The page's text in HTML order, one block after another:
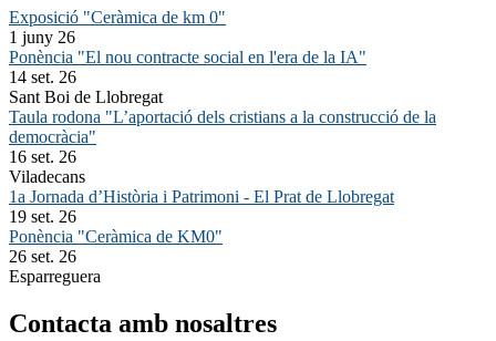
Exposició "Ceràmica de km 0"
1 juny 26
Ponència "El nou contracte social en l'era de la IA"
14 set. 26
Sant Boi de Llobregat
Taula rodona "L’aportació dels cristians a la construcció de la
democràcia"
16 set. 26
Viladecans
1a Jornada d’Història i Patrimoni - El Prat de Llobregat
19 set. 26
Ponència "Ceràmica de KM0"
26 set. 26
Esparreguera
Contacta amb nosaltres